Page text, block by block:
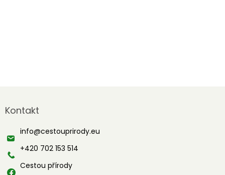
p
t
Kontakt
info@cestouprirody.eu
+420 702 153 514
Cestou přírody